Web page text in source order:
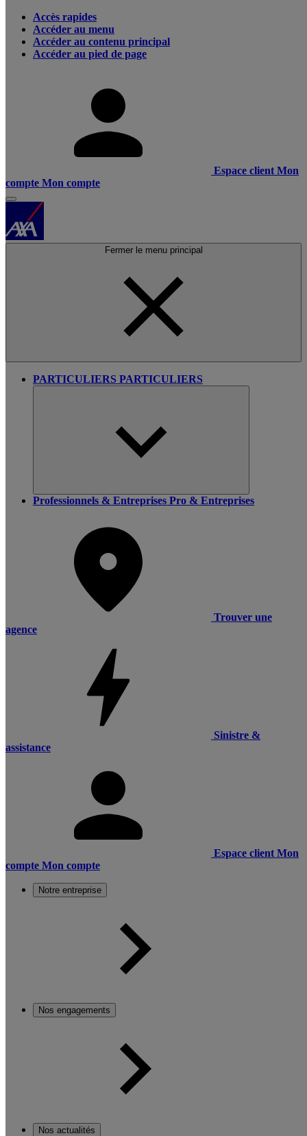
Accès rapides
Accéder au menu
Accéder au contenu principal
Accéder au pied de page
Espace client Mon
compte Mon compte
Fermer le menu principal
PARTICULIERS PARTICULIERS
Professionnels & Entreprises Pro & Entreprises
Trouver une
agence
Sinistre &
assistance
Espace client Mon
compte Mon compte
Notre entreprise
Nos engagements
Nos actualités